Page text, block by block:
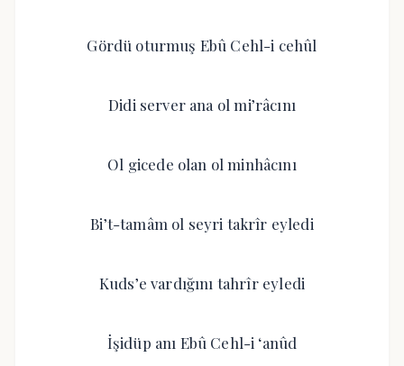
Gördü oturmuş Ebû Cehl-i cehûl
Didi server ana ol mi’râcını
Ol gicede olan ol minhâcını
Bi’t-tamâm ol seyri takrîr eyledi
Kuds’e vardığını tahrîr eyledi
İşidüp anı Ebû Cehl-i ‘anûd